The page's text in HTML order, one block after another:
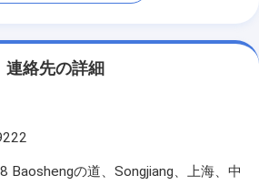
連絡先の詳細
Baoshengの道、Songjiang、上海、中